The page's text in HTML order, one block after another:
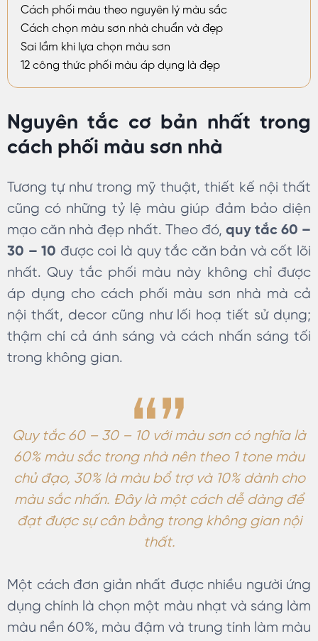
Cách phối màu theo nguyên lý màu sắc
Cách chọn màu sơn nhà chuẩn và đẹp
Sai lầm khi lựa chọn màu sơn
12 công thức phối màu áp dụng là đẹp
Nguyên tắc cơ bản nhất trong
cách phối màu sơn nhà
Tương tự như trong mỹ thuật, thiết kế nội thất
cũng có những tỷ lệ màu giúp đảm bảo diện
mạo căn nhà đẹp nhất. Theo đó, quy tắc 60 –
30 – 10 được coi là quy tắc căn bản và cốt lõi
nhất. Quy tắc phối màu này không chỉ được
áp dụng cho cách phối màu sơn nhà mà cả
nội thất, decor cũng như lối hoạ tiết sử dụng;
thậm chí cả ánh sáng và cách nhấn sáng tối
trong không gian.
Quy tắc 60 – 30 – 10 với màu sơn có nghĩa là
60% màu sắc trong nhà nên theo 1 tone màu
chủ đạo, 30% là màu bổ trợ và 10% dành cho
màu sắc nhấn. Đây là một cách dễ dàng để
đạt được sự cân bằng trong không gian nội
thất.
Một cách đơn giản nhất được nhiều người ứng
dụng chính là chọn một màu nhạt và sáng làm
màu nền 60%, màu đậm và trung tính làm màu